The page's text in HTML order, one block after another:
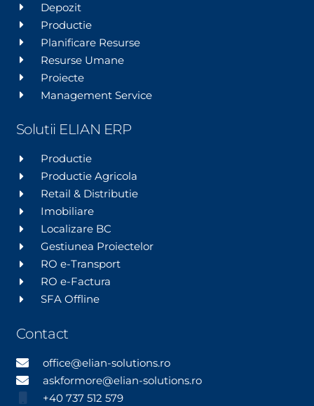
Depozit
Productie
Planificare Resurse
Resurse Umane
Proiecte
Management Service
Solutii ELIAN ERP
Productie
Productie Agricola
Retail & Distributie
Imobiliare
Localizare BC
Gestiunea Proiectelor
RO e-Transport
RO e-Factura
SFA Offline
Contact
office@elian-solutions.ro
askformore@elian-solutions.ro
+40 737 512 579